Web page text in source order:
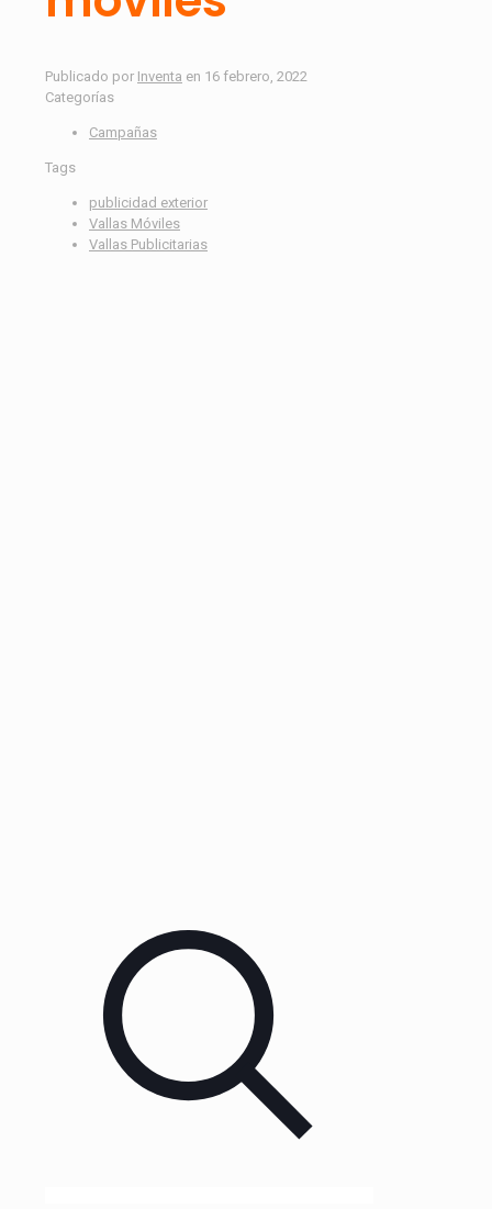
Publicado por Inventa en 16 febrero, 2022
Categorías
Campañas
Tags
publicidad exterior
Vallas Móviles
Vallas Publicitarias